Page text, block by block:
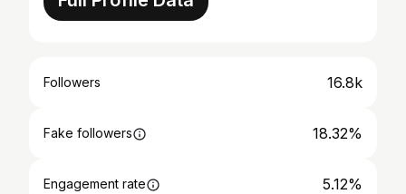
Followers 16.8k
Fake followers 18.32%
Engagement rate 5.12%